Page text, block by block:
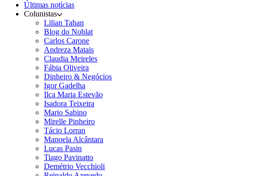
Últimas notícias
Colunistas
Lilian Tahan
Blog do Noblat
Carlos Carone
Andreza Matais
Claudia Meireles
Fábia Oliveira
Dinheiro & Negócios
Igor Gadelha
Ilca Maria Estevão
Isadora Teixeira
Mario Sabino
Mirelle Pinheiro
Tácio Lorran
Manoela Alcântara
Lucas Pasin
Tiago Pavinatto
Demétrio Vecchioli